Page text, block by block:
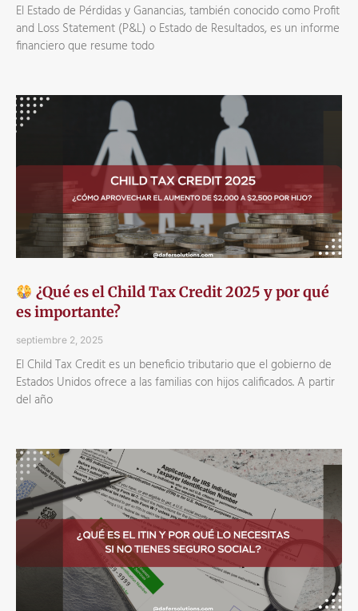
El Estado de Pérdidas y Ganancias, también conocido como Profit
and Loss Statement (P&L) o Estado de Resultados, es un informe
financiero que resume todo
¿Qué es el Child Tax Credit 2025 y por qué
es importante?
septiembre 2, 2025
El Child Tax Credit es un beneficio tributario que el gobierno de
Estados Unidos ofrece a las familias con hijos calificados. A partir
del año